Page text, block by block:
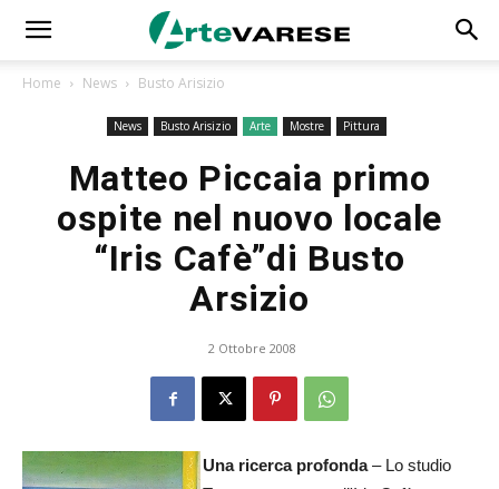
Home News Busto Arisizio
News Busto Arisizio Arte Mostre Pittura
Matteo Piccaia primo
ospite nel nuovo locale
“Iris Cafè”di Busto
Arsizio
2 Ottobre 2008
Una ricerca profonda– Lo studio